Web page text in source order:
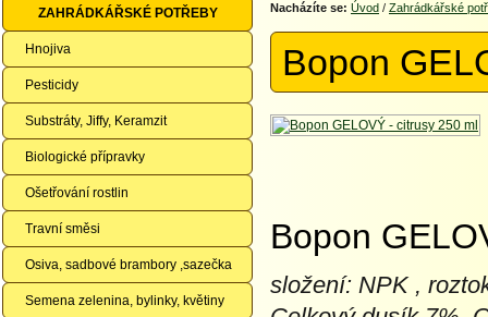
ZAHRÁDKÁŘSKÉ POTŘEBY
Hnojiva
Pesticidy
Substráty, Jiffy, Keramzit
Biologické přípravky
Ošetřování rostlin
Travní směsi
Osiva, sadbové brambory ,sazečka
Semena zelenina, bylinky, květiny
Nacházíte se: Úvod / Zahrádkářské
Bopon
Bopon
složení: NPK ,